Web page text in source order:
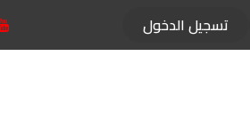
تسجيل الدخول